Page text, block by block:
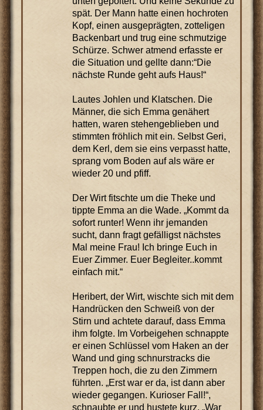
spät. Der Mann hatte einen hochroten
Kopf, einen ausgeprägten, zotteligen
Backenbart und trug eine schmutzige
Schürze. Schwer atmend erfasste er
die Situation und gellte dann:“Die
nächste Runde geht aufs Haus!“
Lautes Johlen und Klatschen. Die
Männer, die sich Emma genähert
hatten, waren stehengeblieben und
stimmten fröhlich mit ein. Selbst Geri,
dem Kerl, dem sie eins verpasst hatte,
sprang vom Boden auf als wäre er
wieder 20 und pfiff.
Der Wirt fitschte um die Theke und
tippte Emma an die Wade. „Kommt da
sofort runter! Wenn ihr jemanden
sucht, dann fragt gefälligst nächstes
Mal meine Frau! Ich bringe Euch in
Euer Zimmer. Euer Begleiter..kommt
einfach mit.“
Heribert, der Wirt, wischte sich mit dem
Handrücken den Schweiß von der
Stirn und achtete darauf, dass Emma
ihm folgte. Im Vorbeigehen schnappte
er einen Schlüssel vom Haken an der
Wand und ging schnurstracks die
Treppen hoch, die zu den Zimmern
führten. „Erst war er da, ist dann aber
wieder gegangen. Kurioser Fall!“,
schnaubte er und hustete kurz. „War